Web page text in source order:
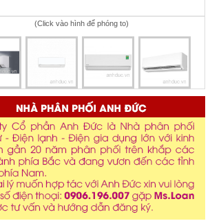
(Click vào hình để phóng to)